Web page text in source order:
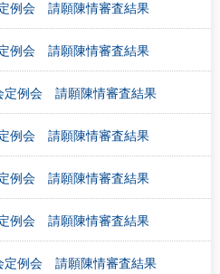
例会 請願陳情審査結果
例会 請願陳情審査結果
定例会 請願陳情審査結果
例会 請願陳情審査結果
例会 請願陳情審査結果
例会 請願陳情審査結果
定例会 請願陳情審査結果